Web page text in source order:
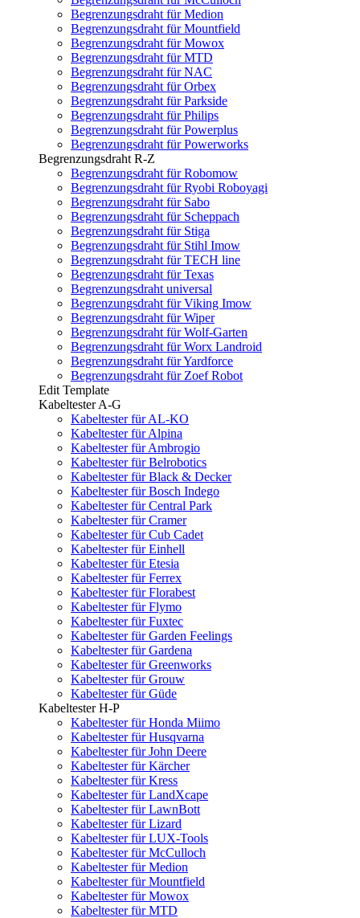
Begrenzungsdraht für Medion
Begrenzungsdraht für Mountfield
Begrenzungsdraht für Mowox
Begrenzungsdraht für MTD
Begrenzungsdraht für NAC
Begrenzungsdraht für Orbex
Begrenzungsdraht für Parkside
Begrenzungsdraht für Philips
Begrenzungsdraht für Powerplus
Begrenzungsdraht für Powerworks
Begrenzungsdraht R-Z
Begrenzungsdraht für Robomow
Begrenzungsdraht für Ryobi Roboyagi
Begrenzungsdraht für Sabo
Begrenzungsdraht für Scheppach
Begrenzungsdraht für Stiga
Begrenzungsdraht für Stihl Imow
Begrenzungsdraht für TECH line
Begrenzungsdraht für Texas
Begrenzungsdraht universal
Begrenzungsdraht für Viking Imow
Begrenzungsdraht für Wiper
Begrenzungsdraht für Wolf-Garten
Begrenzungsdraht für Worx Landroid
Begrenzungsdraht für Yardforce
Begrenzungsdraht für Zoef Robot
Edit Template
Kabeltester A-G
Kabeltester für AL-KO
Kabeltester für Alpina
Kabeltester für Ambrogio
Kabeltester für Belrobotics
Kabeltester für Black & Decker
Kabeltester für Bosch Indego
Kabeltester für Central Park
Kabeltester für Cramer
Kabeltester für Cub Cadet
Kabeltester für Einhell
Kabeltester für Etesia
Kabeltester für Ferrex
Kabeltester für Florabest
Kabeltester für Flymo
Kabeltester für Fuxtec
Kabeltester für Garden Feelings
Kabeltester für Gardena
Kabeltester für Greenworks
Kabeltester für Grouw
Kabeltester für Güde
Kabeltester H-P
Kabeltester für Honda Miimo
Kabeltester für Husqvarna
Kabeltester für John Deere
Kabeltester für Kärcher
Kabeltester für Kress
Kabeltester für LandXcape
Kabeltester für LawnBott
Kabeltester für Lizard
Kabeltester für LUX-Tools
Kabeltester für McCulloch
Kabeltester für Medion
Kabeltester für Mountfield
Kabeltester für Mowox
Kabeltester für MTD